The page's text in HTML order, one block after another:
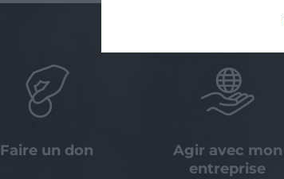
Faire un don
Agir avec mon
entreprise